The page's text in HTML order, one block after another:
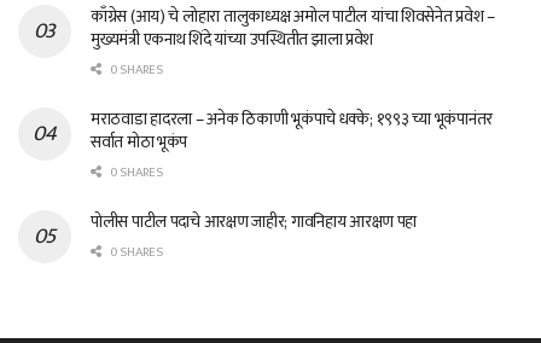
काँग्रेस (आय) चे लोहारा तालुकाध्यक्ष अमोल पाटील यांचा शिवसेनेत प्रवेश –
मुख्यमंत्री एकनाथ शिंदे यांच्या उपस्थितीत झाला प्रवेश
0 SHARES
मराठवाडा हादरला – अनेक ठिकाणी भूकंपाचे धक्के; १९९३ च्या भूकंपानंतर
सर्वात मोठा भूकंप
0 SHARES
पोलीस पाटील पदाचे आरक्षण जाहीर; गावनिहाय आरक्षण पहा
0 SHARES